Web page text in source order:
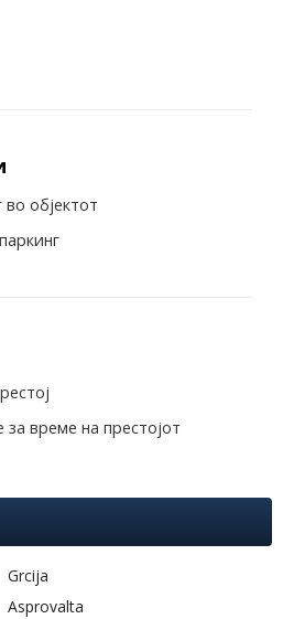
во објектот
време на престојот
Grcija
Asprovalta